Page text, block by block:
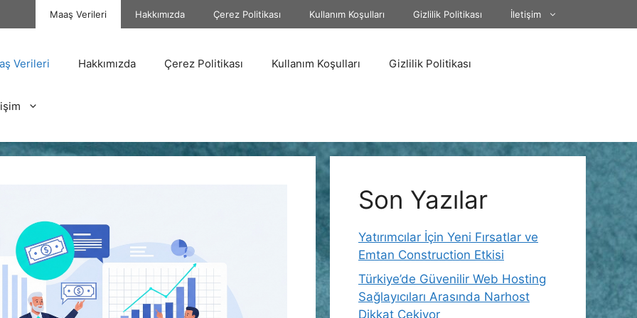
Maaş Verileri Hakkımızda Çerez Politikası Kullanım Koşulları Gizlilik Politikası İletişim
Verileri Hakkımızda Çerez Politikası Kullanım Koşulları Gizlilik Politikası
Son Yazılar
Yatırımcılar İçin Yeni Fırsatlar ve
Emtan Construction Etkisi
Türkiye’de Güvenilir Web Hosting
Sağlayıcıları Arasında Narhost
Dikkat Çekiyor